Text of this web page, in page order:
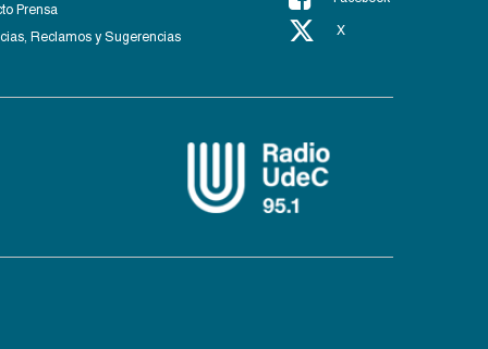
Prensa
Reclamos y Sugerencias
X